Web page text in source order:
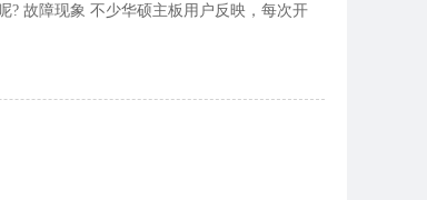
? 故障现象 不少华硕主板用户反映，每次开